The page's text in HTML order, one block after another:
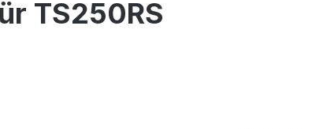
TS250RS